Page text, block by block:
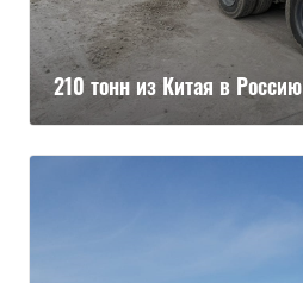
210 тонн из Китая в Россию